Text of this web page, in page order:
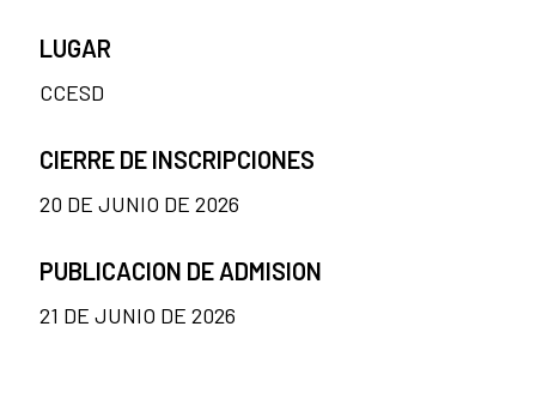
LUGAR
CCESD
CIERRE DE INSCRIPCIONES
20 DE JUNIO DE 2026
PUBLICACION DE ADMISION
21 DE JUNIO DE 2026